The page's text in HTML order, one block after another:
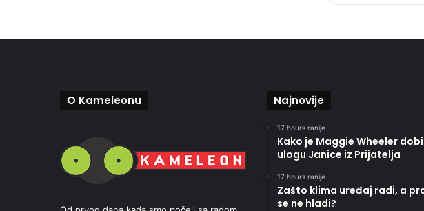
O Kameleonu Najnovije
17 hours ranije
Kako je Maggie Wheeler
ulogu Janice iz Prijatelja
17 hours ranije
Zašto klima uređaj radi, a
se ne hladi?